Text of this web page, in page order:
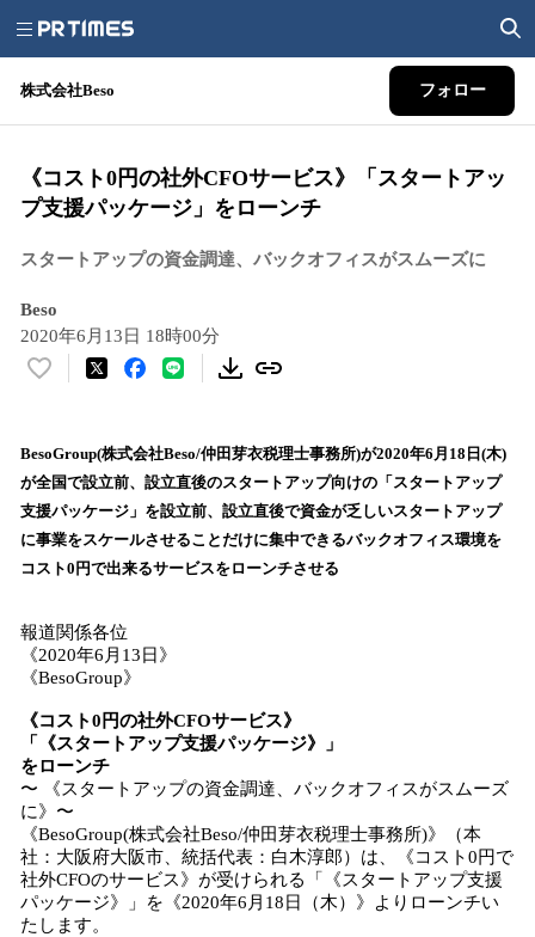
株式会社Beso フォロー
《コスト0円の社外CFOサービス》「スタートアッ
プ支援パッケージ」をローンチ
スタートアップの資金調達、バックオフィスがスムーズに
Beso
2020年6月13日 18時00分
い
！
数
を
読
込
中
で
す
BesoGroup(株式会社Beso/仲田芽衣税理士事務所)が2020年6月18日(木)
が全国で設立前、設立直後のスタートアップ向けの「スタートアップ
支援パッケージ」を設立前、設立直後で資金が乏しいスタートアップ
に事業をスケールさせることだけに集中できるバックオフィス環境を
コスト0円で出来るサービスをローンチさせる
報道関係各位
《2020年6月13日》
《BesoGroup》
《コスト0円の社外CFOサービス》
「《スタートアップ支援パッケージ》」
をローンチ
〜 《スタートアップの資金調達、バックオフィスがスムーズ
に》〜
《BesoGroup(株式会社Beso/仲田芽衣税理士事務所)》（本
社：大阪府大阪市、統括代表：白木淳郎）は、《コスト0円で
社外CFOのサービス》が受けられる「《スタートアップ支援
パッケージ》」を《2020年6月18日（木）》よりローンチい
たします。